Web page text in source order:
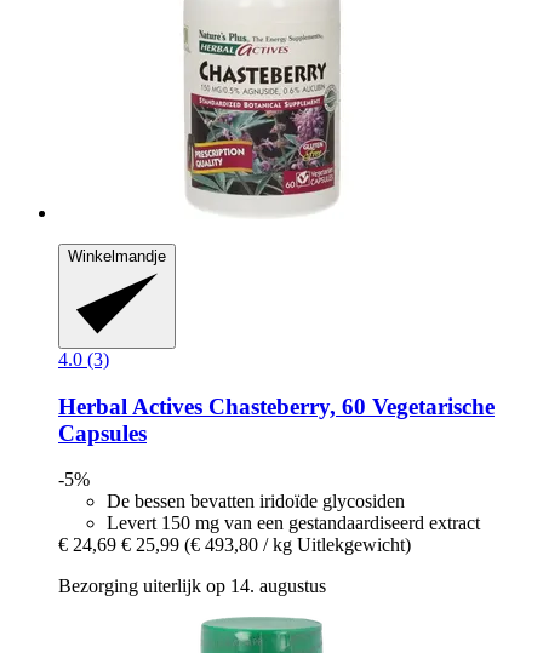
Winkelmandje
4.0 (3)
Herbal Actives Chasteberry, 60 Vegetarische
Capsules
-5%
De bessen bevatten iridoïde glycosiden
Levert 150 mg van een gestandaardiseerd extract
€ 24,69 € 25,99 (€ 493,80 / kg Uitlekgewicht)
Bezorging uiterlijk op 14. augustus